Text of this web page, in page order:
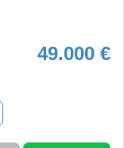
49.000 €